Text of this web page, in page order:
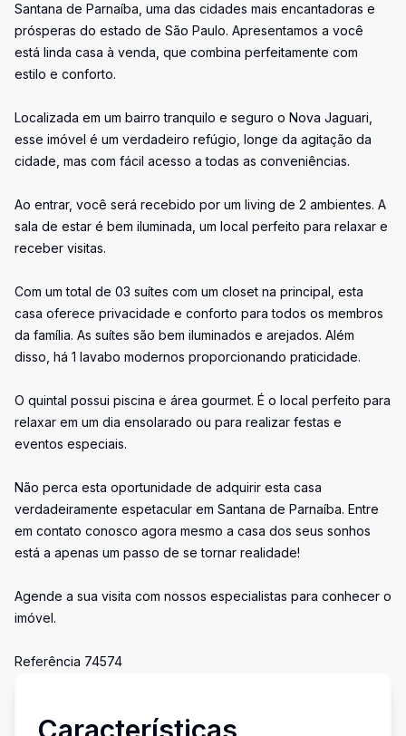
Santana de Parnaíba, uma das cidades mais encantadoras e
prósperas do estado de São Paulo. Apresentamos a você
está linda casa à venda, que combina perfeitamente com
estilo e conforto.
Localizada em um bairro tranquilo e seguro o Nova Jaguari,
esse imóvel é um verdadeiro refúgio, longe da agitação da
cidade, mas com fácil acesso a todas as conveniências.
Ao entrar, você será recebido por um living de 2 ambientes. A
sala de estar é bem iluminada, um local perfeito para relaxar e
receber visitas.
Com um total de 03 suítes com um closet na principal, esta
casa oferece privacidade e conforto para todos os membros
da família. As suítes são bem iluminados e arejados. Além
disso, há 1 lavabo modernos proporcionando praticidade.
O quintal possui piscina e área gourmet. É o local perfeito para
relaxar em um dia ensolarado ou para realizar festas e
eventos especiais.
Não perca esta oportunidade de adquirir esta casa
verdadeiramente espetacular em Santana de Parnaíba. Entre
em contato conosco agora mesmo a casa dos seus sonhos
está a apenas um passo de se tornar realidade!
Agende a sua visita com nossos especialistas para conhecer o
imóvel.
Referência 74574